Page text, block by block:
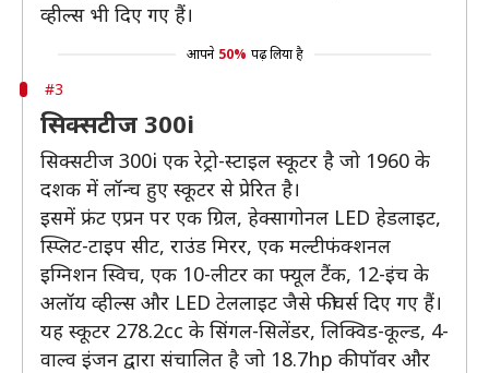
व्हील्स भी दिए गए हैं।
आपने 50% पढ़ लिया है
#3
सिक्सटीज 300i
सिक्सटीज 300i एक रेट्रो-स्टाइल स्कूटर है जो 1960 के
दशक में लॉन्च हुए स्कूटर से प्रेरित है।
इसमें फ्रंट एप्रन पर एक ग्रिल, हेक्सागोनल LED हेडलाइट,
स्प्लिट-टाइप सीट, राउंड मिरर, एक मल्टीफंक्शनल
इग्निशन स्विच, एक 10-लीटर का फ्यूल टैंक, 12-इंच के
अलॉय व्हील्स और LED टेललाइट जैसे फीचर्स दिए गए हैं।
यह स्कूटर 278.2cc के सिंगल-सिलेंडर, लिक्विड-कूल्ड, 4-
वाल्व इंजन द्वारा संचालित है जो 18.7hp की पॉवर और